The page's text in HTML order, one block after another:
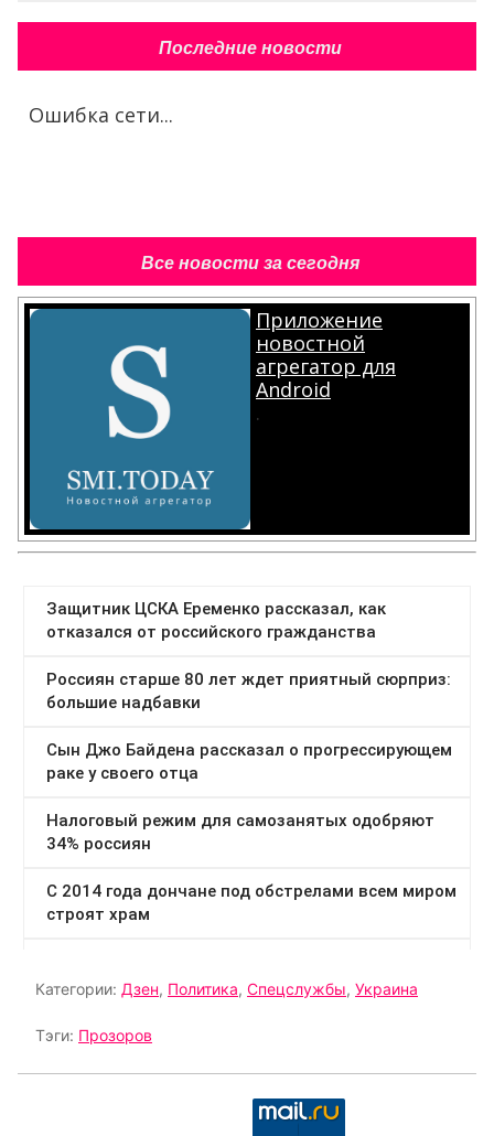
Последние новости
Ошибка сети...
Все новости за сегодня
Приложение
новостной
агрегатор для
Android
.
Категории: Дзен, Политика, Спецслужбы, Украина
Тэги: Прозоров